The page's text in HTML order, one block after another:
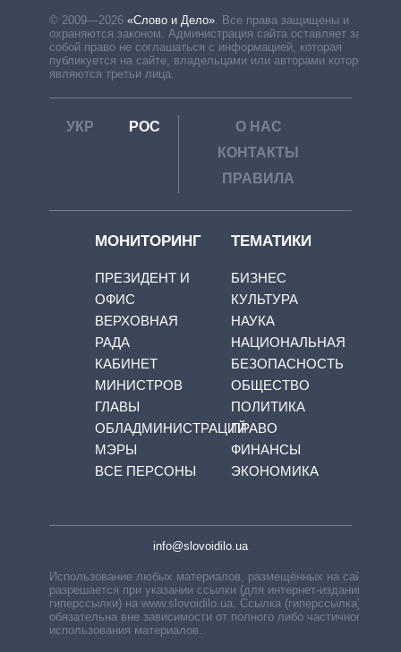
© 2009—2026 «Слово и Дело»
Все права защищены и
охраняются законом. Администрация сайта оставляет за
собой право не соглашаться с информацией, которая
публикуется на сайте, владельцами или авторами которой
являются третьи лица.
УКР РОС
О НАС
КОНТАКТЫ
ПРАВИЛА
МОНИТОРИНГ
ПРЕЗИДЕНТ И
ОФИС
ВЕРХОВНАЯ
РАДА
КАБИНЕТ
МИНИСТРОВ
ГЛАВЫ
ОБЛАДМИНИСТРАЦИЙ
МЭРЫ
ВСЕ ПЕРСОНЫ
ТЕМАТИКИ
БИЗНЕС
КУЛЬТУРА
НАУКА
НАЦИОНАЛЬНАЯ
БЕЗОПАСНОСТЬ
ОБЩЕСТВО
ПОЛИТИКА
ПРАВО
ФИНАНСЫ
ЭКОНОМИКА
info@slovoidilo.ua
Использование любых материалов, размещённых на сайте,
разрешается при указании ссылки (для интернет-изданий —
гиперссылки) на www.slovoidilo.ua. Ссылка (гиперссылка)
обязательна вне зависимости от полного либо частичного
использования материалов.